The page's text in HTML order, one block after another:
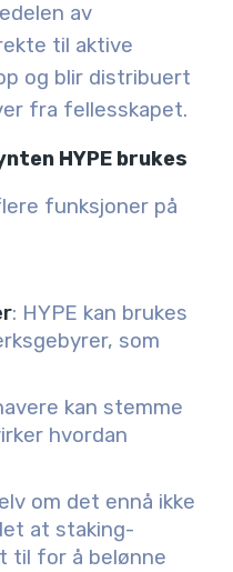
av
til aktive
og blir distribuert
fra fellesskapet.
HYPE brukes
funksjoner på
: HYPE kan brukes
som
kan stemme
hvordan
om det ennå ikke
at staking-
til for å belønne